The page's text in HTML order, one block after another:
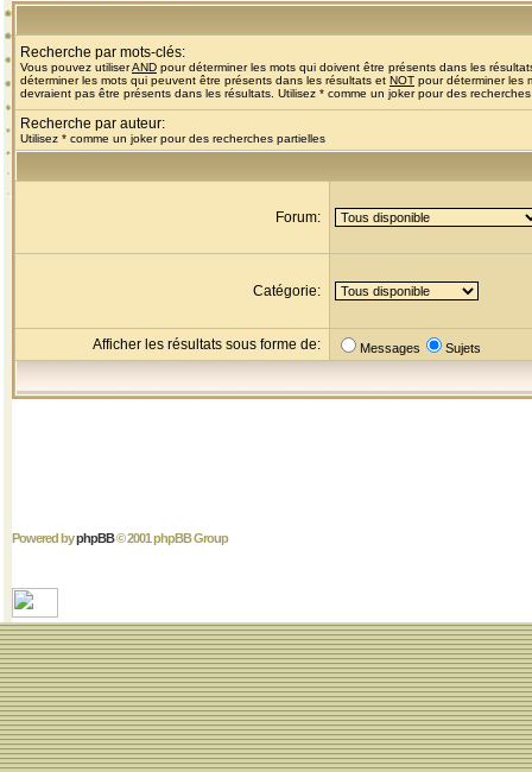
Recherche par mots-clés:
Vous pouvez utiliserAND pour déterminer les mots qui doivent être présents dans les
déterminer les mots qui peuvent être présents dans les résultats et NOT pour déterminer les
devraient pas être présents dans les résultats. Utilisez * comme un joker pour des
Recherche par auteur:
Utilisez * comme un joker pour des recherches partielles
Forum:
Catégorie:
Afficher les résultats sous forme de: Messages Sujets
Powered byphpBB© 2001 phpBB Group